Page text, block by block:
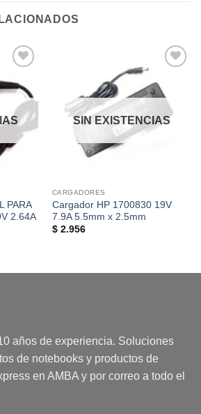
a la
lista de
deseos
PARA
2.64A
lista de
deseos
SIN EXISTENCIAS
CARGADORES
Cargador HP 1700830 19V
7.9A 5.5mm x 2.5mm
$2.956
años de experiencia. Soluciones
de notebooks y productos de
en AMBA y por correo a todo el